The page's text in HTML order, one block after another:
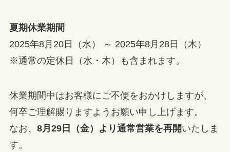
夏期休業期間
2025年8月20日（水） ～ 2025年8月28日（木）
※通常の定休日（水・木）も含まれます。
休業期間中はお客様にご不便をおかけしますが、
何卒ご理解賜りますようお願い申し上げます。
なお、 8月29日（金）より通常営業を再開いたしま
す。